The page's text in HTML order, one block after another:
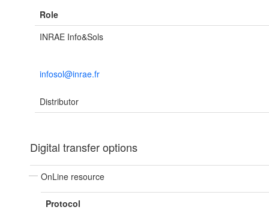
Role
INRAE Info&Sols
infosol@inrae.fr
Distributor
Digital transfer options
OnLine resource
Protocol